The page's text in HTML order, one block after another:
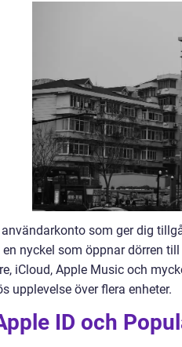
användarkonto som ger dig
nyckel som öppnar dörren
iCloud, Apple Music och
upplevelse över flera enheter.
ID och